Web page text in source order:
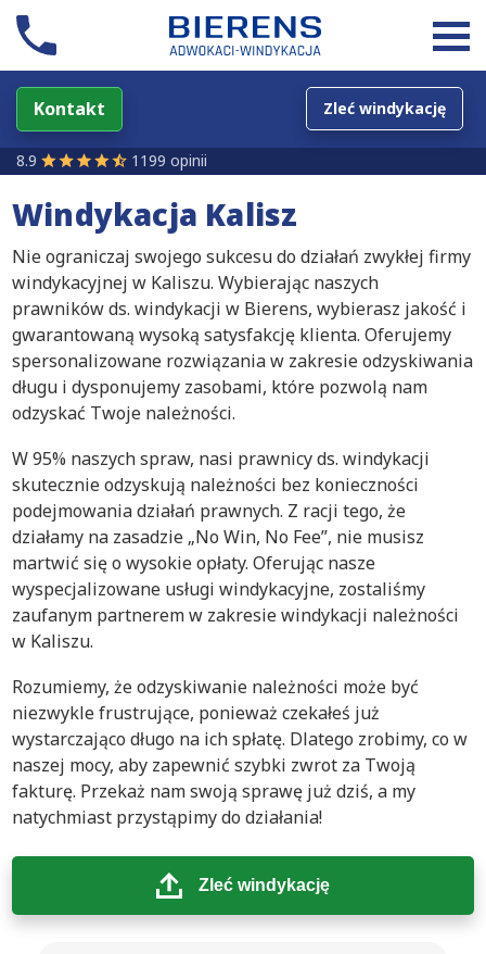
Kontakt Zleć windykację
8.9 1199 opinii
Windykacja Kalisz
Nie ograniczaj swojego sukcesu do działań zwykłej firmy
windykacyjnej w Kaliszu. Wybierając naszych
prawników ds. windykacji w Bierens, wybierasz jakość i
gwarantowaną wysoką satysfakcję klienta. Oferujemy
spersonalizowane rozwiązania w zakresie odzyskiwania
długu i dysponujemy zasobami, które pozwolą nam
odzyskać Twoje należności.
W 95% naszych spraw, nasi prawnicy ds. windykacji
skutecznie odzyskują należności bez konieczności
podejmowania działań prawnych. Z racji tego, że
działamy na zasadzie „No Win, No Fee”, nie musisz
martwić się o wysokie opłaty. Oferując nasze
wyspecjalizowane usługi windykacyjne, zostaliśmy
zaufanym partnerem w zakresie windykacji należności
w Kaliszu.
Rozumiemy, że odzyskiwanie należności może być
niezwykle frustrujące, ponieważ czekałeś już
wystarczająco długo na ich spłatę. Dlatego zrobimy, co w
naszej mocy, aby zapewnić szybki zwrot za Twoją
fakturę. Przekaż nam swoją sprawę już dziś, a my
natychmiast przystąpimy do działania!
Zleć windykację